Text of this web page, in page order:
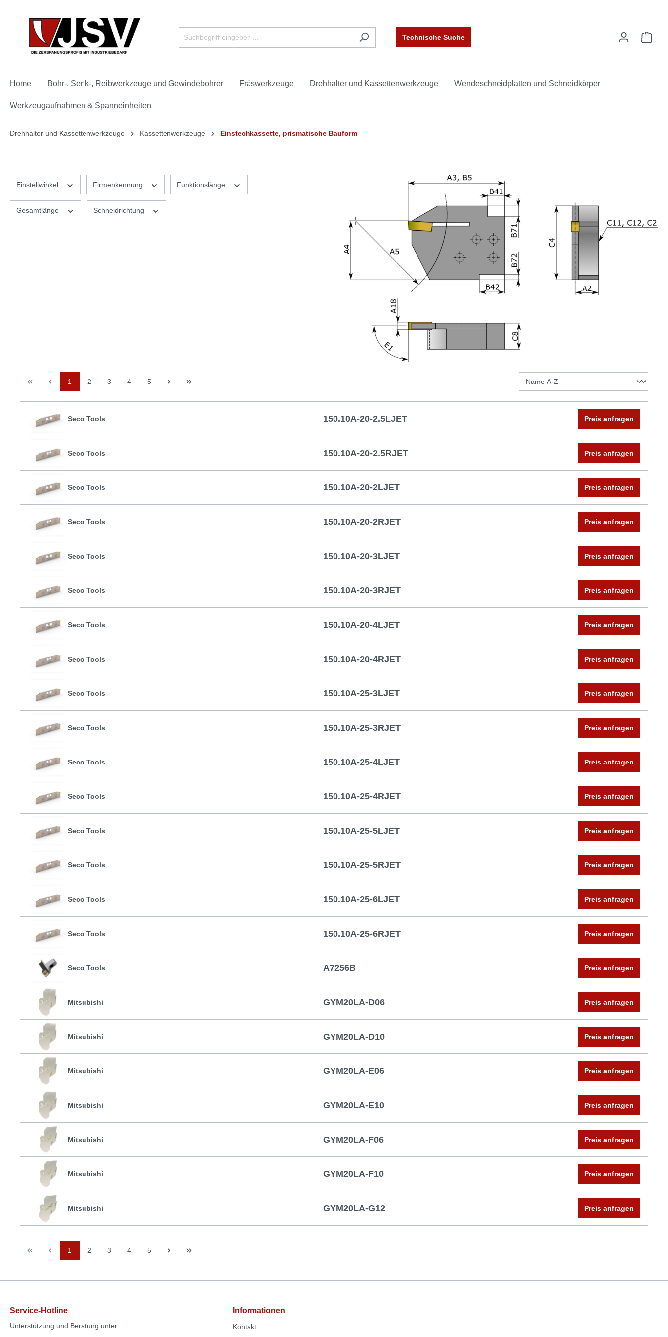
Technische Suche
Home Bohr-, Senk-, Reibwerkzeuge und Gewindebohrer Fräswerkzeuge Drehhalter und Kassettenwerkzeuge Wendeschneidplatten und Schneidkörper
Werkzeugaufnahmen & Spanneinheiten
Drehhalter und Kassettenwerkzeuge Kassettenwerkzeuge Einstechkassette, prismatische Bauform
Einstellwinkel Firmenkennung Funktionslänge
Gesamtlänge Schneidrichtung
1 2 3 4 5
Seco Tools 150.10A-20-2.5LJET Preis anfragen
Seco Tools 150.10A-20-2.5RJET Preis anfragen
Seco Tools 150.10A-20-2LJET Preis anfragen
Seco Tools 150.10A-20-2RJET Preis anfragen
Seco Tools 150.10A-20-3LJET Preis anfragen
Seco Tools 150.10A-20-3RJET Preis anfragen
Seco Tools 150.10A-20-4LJET Preis anfragen
Seco Tools 150.10A-20-4RJET Preis anfragen
Seco Tools 150.10A-25-3LJET Preis anfragen
Seco Tools 150.10A-25-3RJET Preis anfragen
Seco Tools 150.10A-25-4LJET Preis anfragen
Seco Tools 150.10A-25-4RJET Preis anfragen
Seco Tools 150.10A-25-5LJET Preis anfragen
Seco Tools 150.10A-25-5RJET Preis anfragen
Seco Tools 150.10A-25-6LJET Preis anfragen
Seco Tools 150.10A-25-6RJET Preis anfragen
Seco Tools A7256B Preis anfragen
Mitsubishi GYM20LA-D06 Preis anfragen
Mitsubishi GYM20LA-D10 Preis anfragen
Mitsubishi GYM20LA-E06 Preis anfragen
Mitsubishi GYM20LA-E10 Preis anfragen
Mitsubishi GYM20LA-F06 Preis anfragen
Mitsubishi GYM20LA-F10 Preis anfragen
Mitsubishi GYM20LA-G12 Preis anfragen
1 2 3 4 5
Service-Hotline
Unterstützung und Beratung unter:
Informationen
Kontakt